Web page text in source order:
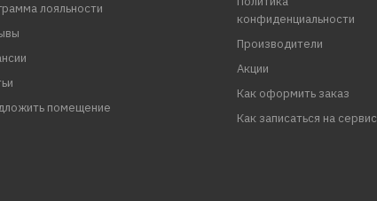
лояльности
помещение
конфиденциальности
Производители
Акции
Как оформить заказ
Как записаться на сервис